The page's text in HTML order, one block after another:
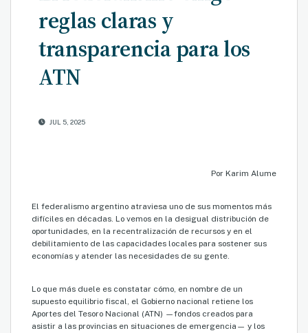
reglas claras y
transparencia para los
ATN
JUL 5, 2025
Por Karim Alume
El federalismo argentino atraviesa uno de sus momentos más
difíciles en décadas. Lo vemos en la desigual distribución de
oportunidades, en la recentralización de recursos y en el
debilitamiento de las capacidades locales para sostener sus
economías y atender las necesidades de su gente.
Lo que más duele es constatar cómo, en nombre de un
supuesto equilibrio fiscal, el Gobierno nacional retiene los
Aportes del Tesoro Nacional (ATN) —fondos creados para
asistir a las provincias en situaciones de emergencia— y los